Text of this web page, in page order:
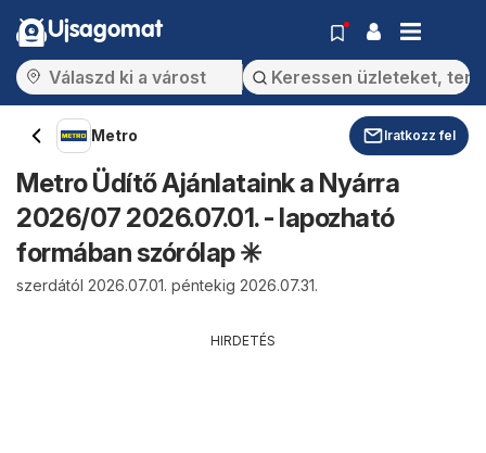
Ujsagomat
Metro Iratkozz fel
Metro Üdítő Ajánlataink a Nyárra
2026/07 2026.07.01. - lapozható
formában szórólap ✳️
szerdától 2026.07.01. péntekig 2026.07.31.
HIRDETÉS